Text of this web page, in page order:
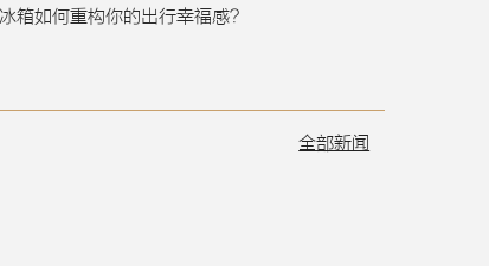
箱如何重构你的出行幸福感？
全部新闻